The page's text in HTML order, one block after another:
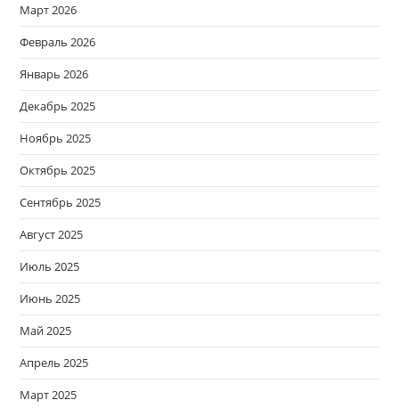
Март 2026
Февраль 2026
Январь 2026
Декабрь 2025
Ноябрь 2025
Октябрь 2025
Сентябрь 2025
Август 2025
Июль 2025
Июнь 2025
Май 2025
Апрель 2025
Март 2025